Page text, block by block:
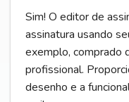
Sim! O editor de
assinatura usando
exemplo, comprado
profissional.
desenho e a